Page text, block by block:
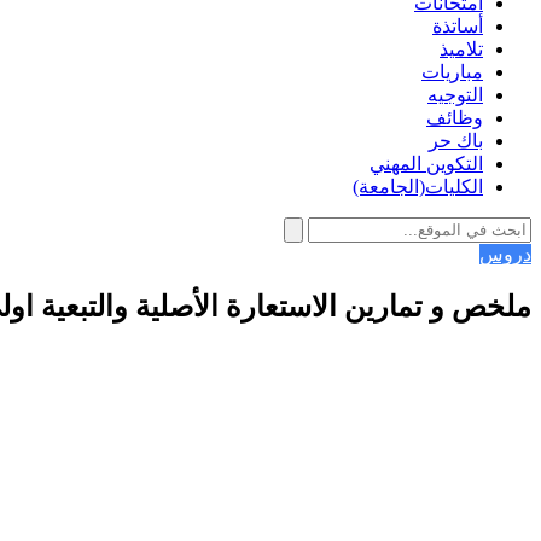
أساتذة
تلاميذ
مباريات
التوجيه
وظائف
باك حر
التكوين المهني
الكليات(الجامعة)
دروس
ملخص و تمارين الاستعارة الأصلية والتبعية